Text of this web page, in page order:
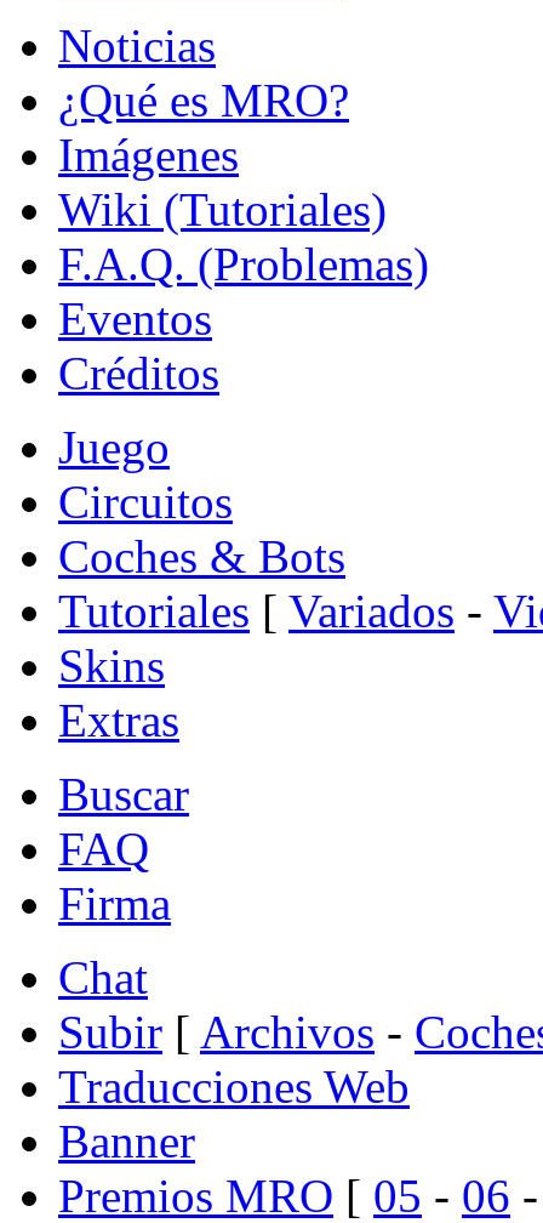
Noticias
¿Qué es MRO?
Imágenes
Wiki (Tutoriales)
F.A.Q. (Problemas)
Eventos
Créditos
Juego
Circuitos
Coches & Bots
Tutoriales [ Variados -
Skins
Extras
Buscar
FAQ
Firma
Chat
Subir [ Archivos -
Traducciones Web
Banner
Premios MRO [ 05 - 06